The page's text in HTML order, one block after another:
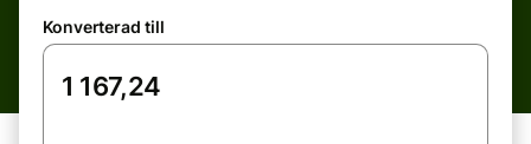
Konverterad till